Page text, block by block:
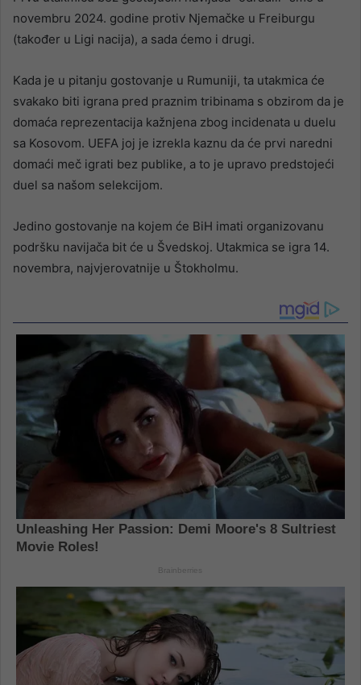
novembru 2024. godine protiv Njemačke u Freiburgu
(također u Ligi nacija), a sada ćemo i drugi.
Kada je u pitanju gostovanje u Rumuniji, ta utakmica će
svakako biti igrana pred praznim tribinama s obzirom da je
domaća reprezentacija kažnjena zbog incidenata u duelu
sa Kosovom. UEFA joj je izrekla kaznu da će prvi naredni
domaći meč igrati bez publike, a to je upravo predstojeći
duel sa našom selekcijom.
Jedino gostovanje na kojem će BiH imati organizovanu
podršku navijača bit će u Švedskoj. Utakmica se igra 14.
novembra, najvjerovatnije u Štokholmu.